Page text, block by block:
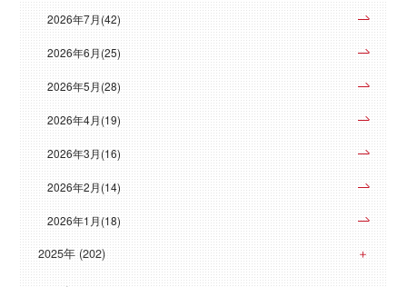
2026年7月(42)
2026年6月(25)
2026年5月(28)
2026年4月(19)
2026年3月(16)
2026年2月(14)
2026年1月(18)
2025年 (202)